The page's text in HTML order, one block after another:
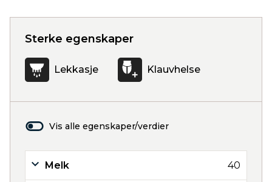
Sterke egenskaper
Lekkasje Klauvhelse
Vis alle egenskaper/verdier
Melk 40